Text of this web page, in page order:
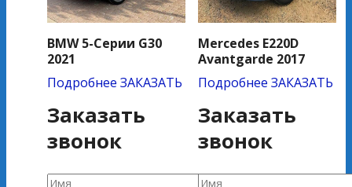
BMW 5-Серии G30
2021
Подробнее ЗАКАЗАТЬ
Заказать
звонок
Mercedes E220D
Avantgarde 2017
Подробнее ЗАКАЗАТЬ
Заказать
звонок